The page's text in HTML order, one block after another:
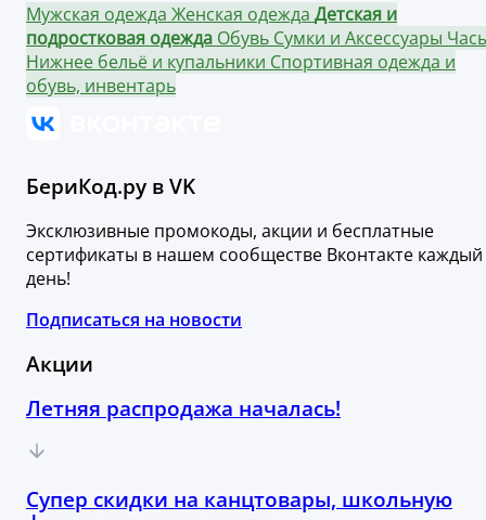
Мужская одежда Женская одежда Детская и
подростковая одежда Обувь Сумки и Аксессуары
Нижнее бельё и купальники Спортивная одежда и
обувь, инвентарь
БериКод.ру в VK
Эксклюзивные промокоды, акции и бесплатные
сертификаты в нашем сообществе Вконтакте каждый
день!
Подписаться на новости
Акции
Летняя распродажа началась!
Супер скидки на канцтовары, школьную